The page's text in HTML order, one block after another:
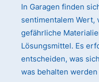
In Garagen finden
sentimentalem Wert,
gefährliche
Lösungsmittel. Es
entscheiden, was
was behalten